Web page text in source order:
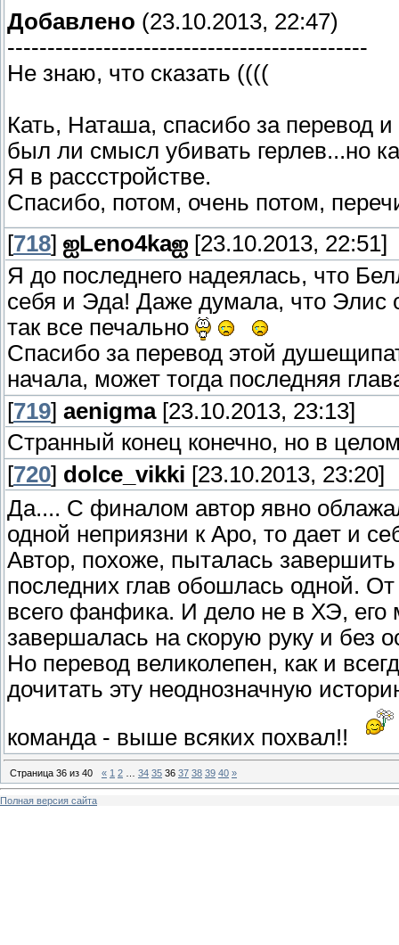
Добавлено (23.10.2013, 22:47)
---------------------------------------------
Не знаю, что сказать ((((
Кать, Наташа, спасибо за перевод
был ли смысл убивать герлев...но
Я в рассстройстве.
Спасибо, потом, очень потом,
[718] ஐLeno4kaஐ [23.10.2013, 22:51]
Я до последнего надеялась, что
себя и Эда! Даже думала, что Элис
так все печально
Спасибо за перевод этой
начала, может тогда последняя
[719] aenigma[23.10.2013, 23:13]
Странный конец конечно, но в
[720] dolce_vikki [23.10.2013, 23:20]
Да.... С финалом автор явно
одной неприязни к Аро, то дает и
Автор, похоже, пыталась
последних глав обошлась одной. От
всего фанфика. И дело не в ХЭ, его
завершалась на скорую руку и без
Но перевод великолепен, как и
дочитать эту неоднозначную
команда - выше всяких похвал!!
Страница 36 из 40 « 1 2 34 35 36 37 38 39 40 »
Полная версия сайта